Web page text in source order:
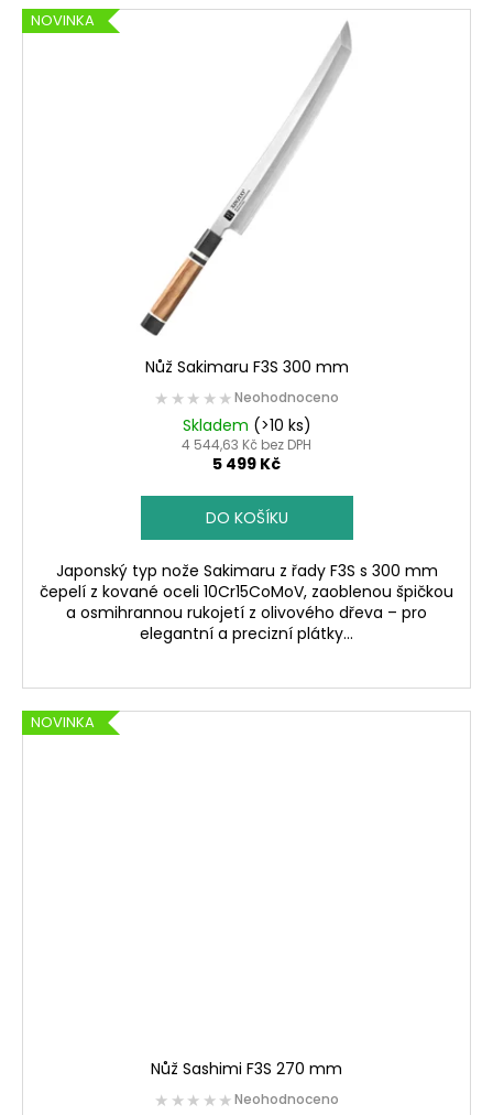
NOVINKA
Nůž Sakimaru F3S 300 mm
★★★★★
★★★★★Neohodnoceno
Skladem (>10 ks)
4 544,63 Kč bez DPH
5 499 Kč
DO KOŠÍKU
Japonský typ nože Sakimaru z řady F3S s 300 mm
čepelí z kované oceli 10Cr15CoMoV, zaoblenou špičkou
a osmihrannou rukojetí z olivového dřeva – pro
elegantní a precizní plátky...
NOVINKA
Nůž Sashimi F3S 270 mm
★★★★★
★★★★★Neohodnoceno